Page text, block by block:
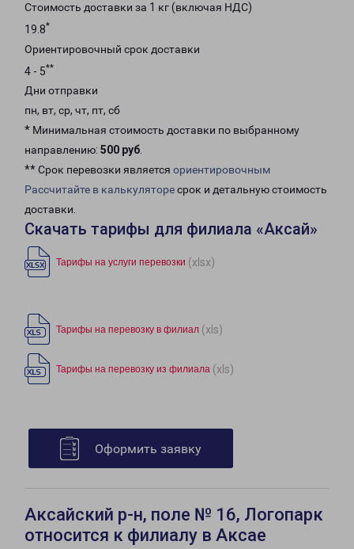
Стоимость доставки за 1 кг (включая НДС)
19.8*
Ориентировочный срок доставки
4 - 5**
Дни отправки
пн, вт, ср, чт, пт, сб
* Минимальная стоимость доставки по выбранному
направлению: 500 руб.
** Срок перевозки является ориентировочным
Рассчитайте в калькуляторесрок и детальную стоимость
доставки.
Скачать тарифы для филиала «Аксай»
Тарифы на услуги перевозки (xlsx)
Тарифы на перевозку в филиал (xls)
Тарифы на перевозку из филиала (xls)
Оформить заявку
Аксайский р-н, поле № 16, Логопарк
относится к филиалу в Аксае